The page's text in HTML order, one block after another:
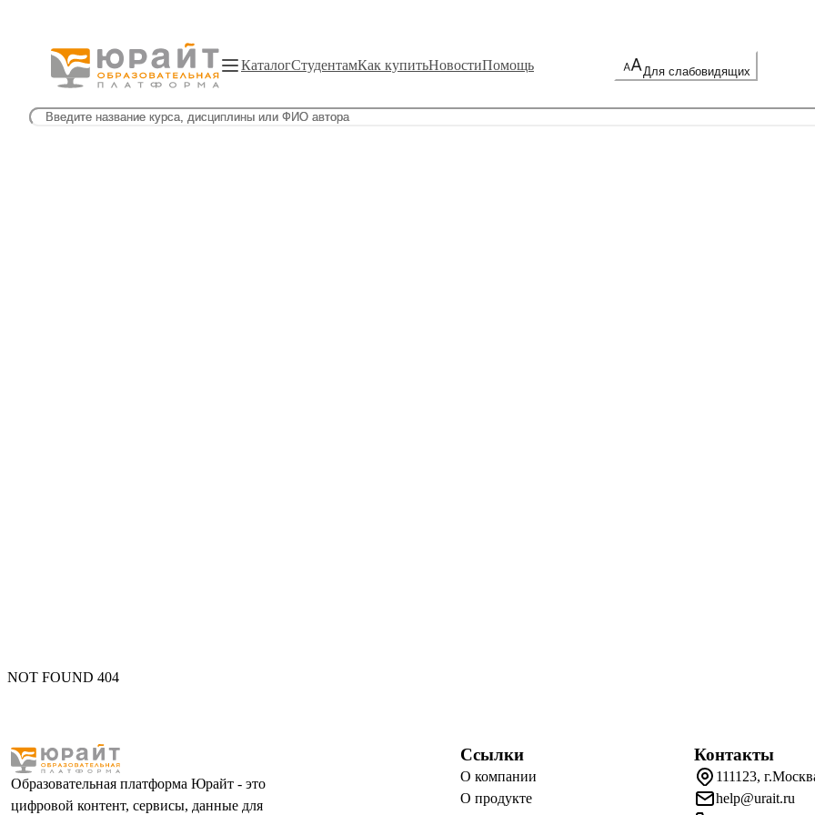
КаталогСтудентамКак купитьНовостиПомощь Для слабовидящих
NOT FOUND 404
Образовательная платформа Юрайт - это
цифровой контент, сервисы, данные для
Ссылки
О компании
О продукте
Контакты
111123,
help@urait.ru